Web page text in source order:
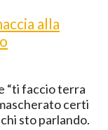
alla
“ti faccio terra
certi
sto parlando.